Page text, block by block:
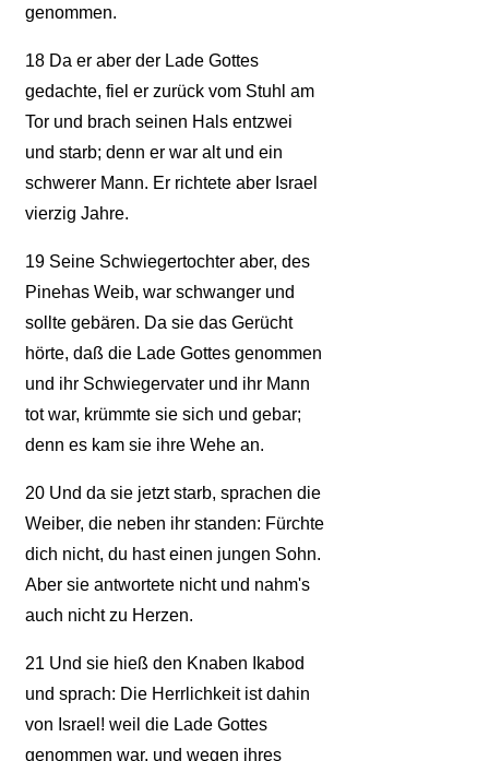
genommen.
18Da er aber der Lade Gottes
gedachte, fiel er zurück vom Stuhl am
Tor und brach seinen Hals entzwei
und starb; denn er war alt und ein
schwerer Mann. Er richtete aber Israel
vierzig Jahre.
19Seine Schwiegertochter aber, des
Pinehas Weib, war schwanger und
sollte gebären. Da sie das Gerücht
hörte, daß die Lade Gottes genommen
und ihr Schwiegervater und ihr Mann
tot war, krümmte sie sich und gebar;
denn es kam sie ihre Wehe an.
20Und da sie jetzt starb, sprachen die
Weiber, die neben ihr standen: Fürchte
dich nicht, du hast einen jungen Sohn.
Aber sie antwortete nicht und nahm's
auch nicht zu Herzen.
21 Und sie hieß den Knaben Ikabod
und sprach: Die Herrlichkeit ist dahin
von Israel! weil die Lade Gottes
genommen war, und wegen ihres